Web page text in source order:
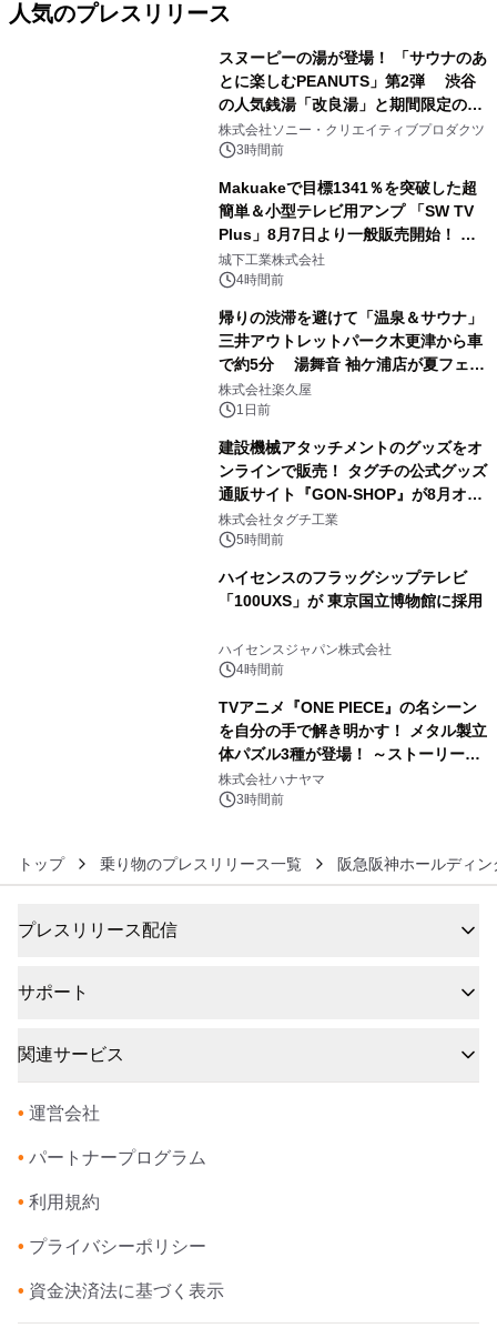
人気のプレスリリース
スヌーピーの湯が登場！ 「サウナのあ
とに楽しむPEANUTS」第2弾 渋谷
の人気銭湯「改良湯」と期間限定のコ
ラボレーション サウナイキタイコラ
ボグッズも発売決定！
株式会社ソニー・クリエイティブプロダクツ
3時間前
Makuakeで目標1341％を突破した超
簡単＆小型テレビ用アンプ 「SW TV
Plus」8月7日より一般販売開始！ ケ
ーブル1本つなぐだけ、テレビの音が
ぐっと豊かに
城下工業株式会社
4時間前
帰りの渋滞を避けて「温泉＆サウナ」
三井アウトレットパーク木更津から車
で約5分 湯舞音 袖ケ浦店が夏フェア
メニューを提供
株式会社楽久屋
1日前
建設機械アタッチメントのグッズをオ
ンラインで販売！ タグチの公式グッズ
通販サイト『GON-SHOP』が8月オー
プン
株式会社タグチ工業
5時間前
ハイセンスのフラッグシップテレビ
「100UXS」が 東京国立博物館に採用
ハイセンスジャパン株式会社
4時間前
TVアニメ『ONE PIECE』の名シーン
を自分の手で解き明かす！ メタル製立
体パズル3種が登場！ ～ストーリーと
ギミックが融合した 大人の体験型パズ
ルが8月7日(金)12時より先行予約受付
株式会社ハナヤマ
3時間前
トップ 乗り物のプレスリリース一覧 阪急阪神ホールディ
プレスリリース配信
サポート
関連サービス
• 運営会社
• パートナープログラム
• 利用規約
• プライバシーポリシー
• 資金決済法に基づく表示